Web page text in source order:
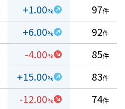
+1.00% 97件
+6.00% 92件
-4.00% 85件
+15.00% 83件
-12.00% 74件